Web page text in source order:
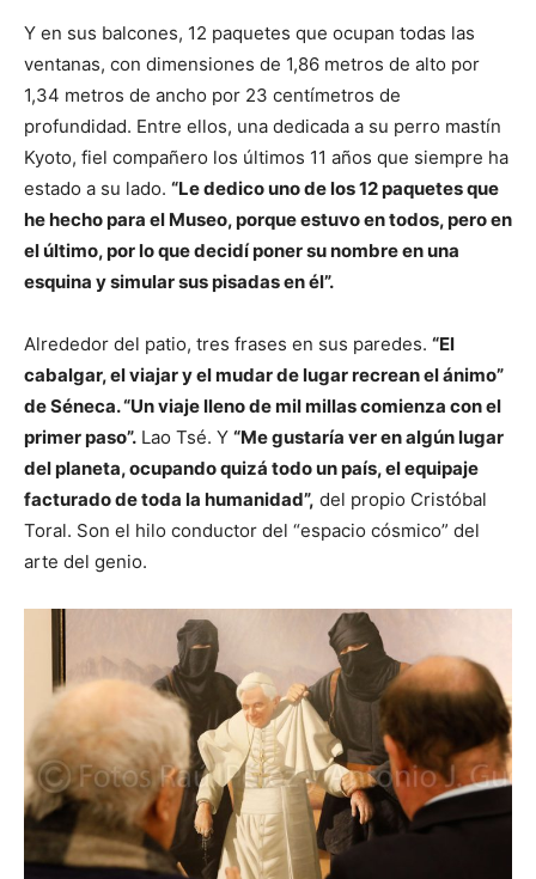
Y en sus balcones, 12 paquetes que ocupan todas las
ventanas, con dimensiones de 1,86 metros de alto por
1,34 metros de ancho por 23 centímetros de
profundidad. Entre ellos, una dedicada a su perro mastín
Kyoto, fiel compañero los últimos 11 años que siempre ha
estado a su lado. “Le dedico uno de los 12 paquetes que
he hecho para el Museo, porque estuvo en todos, pero en
el último, por lo que decidí poner su nombre en una
esquina y simular sus pisadas en él”.
Alrededor del patio, tres frases en sus paredes. “El
cabalgar, el viajar y el mudar de lugar recrean el ánimo”
de Séneca. “Un viaje lleno de mil millas comienza con el
primer paso”. Lao Tsé. Y “Me gustaría ver en algún lugar
del planeta, ocupando quizá todo un país, el equipaje
facturado de toda la humanidad”, del propio Cristóbal
Toral. Son el hilo conductor del “espacio cósmico” del
arte del genio.